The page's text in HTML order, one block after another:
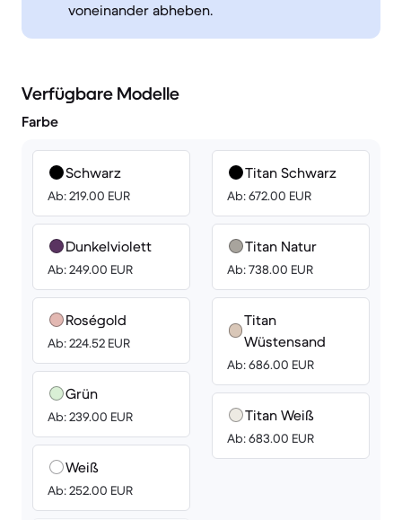
voneinander abheben.
Verfügbare Modelle
Farbe
Schwarz
Ab: 219.00 EUR
Dunkelviolett
Ab: 249.00 EUR
Roségold
Ab: 224.52 EUR
Grün
Ab: 239.00 EUR
Weiß
Ab: 252.00 EUR
Titan Schwarz
Ab: 672.00 EUR
Titan Natur
Ab: 738.00 EUR
Titan
Wüstensand
Ab: 686.00 EUR
Titan Weiß
Ab: 683.00 EUR